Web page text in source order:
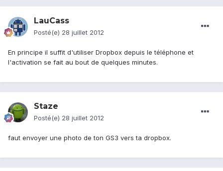
LauCass
Posté(e) 28 juillet 2012
En principe il suffit d'utiliser Dropbox depuis le téléphone et
l'activation se fait au bout de quelques minutes.
Staze
Posté(e) 28 juillet 2012
faut envoyer une photo de ton GS3 vers ta dropbox.